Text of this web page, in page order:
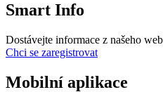
Smart Info
Dostávejte informace z našeho
Chci se zaregistrovat
Mobilní aplikace